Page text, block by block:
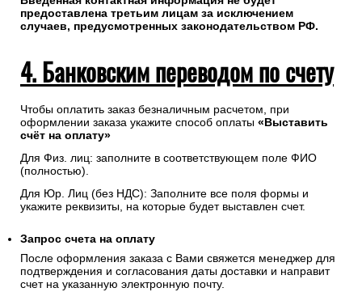
предоставлена третьим лицам за исключением
случаев, предусмотренных законодательством РФ.
4. Банковским переводом по счету
Чтобы оплатить заказ безналичным расчетом, при
оформлении заказа укажите способ оплаты «Выставить
счёт на оплату»
Для Физ. лиц: заполните в соответствующем поле ФИО
(полностью).
Для Юр. Лиц (без НДС): Заполните все поля формы и
укажите реквизиты, на которые будет выставлен счет.
Запрос счета на оплату
После оформления заказа с Вами свяжется менеджер для
подтверждения и согласования даты доставки и направит
счет на указанную электронную почту.